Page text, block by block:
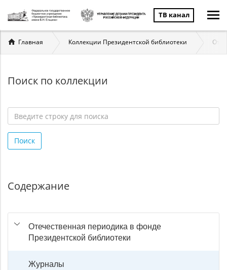
ТВ канал
Вы
здесь
Главная Коллекции Президентской библиотеки
Поиск по коллекции
строку
для
Поиск
Содержание
Отечественная периодика в фонде
Президентской библиотеки
Журналы